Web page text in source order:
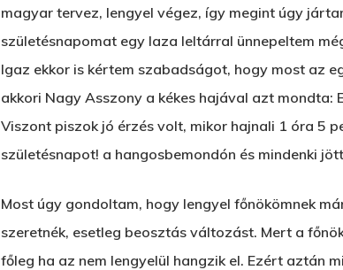
magyar tervez, lengyel végez, így megint úgy
születésnapomat egy laza leltárral ünnepeltem
Igaz ekkor is kértem szabadságot, hogy most az
akkori Nagy Asszony a kékes hajával azt mondta:
Viszont piszok jó érzés volt, mikor hajnali 1 óra 5
születésnapot! a hangosbemondón és mindenki
Most úgy gondoltam, hogy lengyel főnökömnek
szeretnék, esetleg beosztás változást. Mert a
főleg ha az nem lengyelül hangzik el. Ezért aztán